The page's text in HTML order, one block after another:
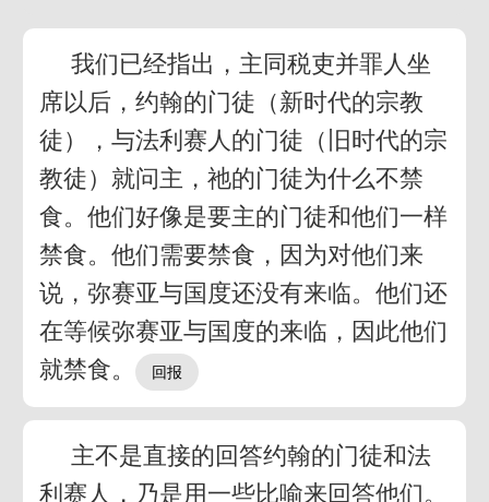
我们已经指出，主同税吏并罪人坐
席以后，约翰的门徒（新时代的宗教
徒），与法利赛人的门徒（旧时代的宗
教徒）就问主，祂的门徒为什么不禁
食。他们好像是要主的门徒和他们一样
禁食。他们需要禁食，因为对他们来
说，弥赛亚与国度还没有来临。他们还
在等候弥赛亚与国度的来临，因此他们
就禁食。
主不是直接的回答约翰的门徒和法
利赛人，乃是用一些比喻来回答他们。